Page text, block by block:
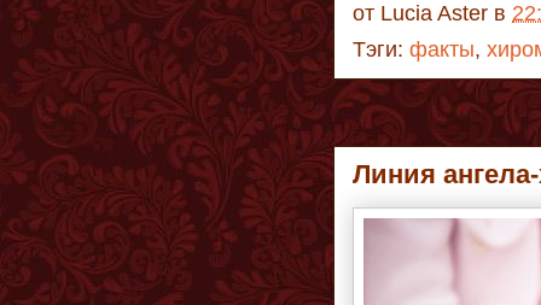
от Lucia Aster в
Тэги: факты,
Линия